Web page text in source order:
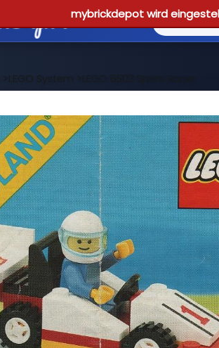
mybrickdepot wird
>LEGO System >LEGO 6503 Sprint Racer